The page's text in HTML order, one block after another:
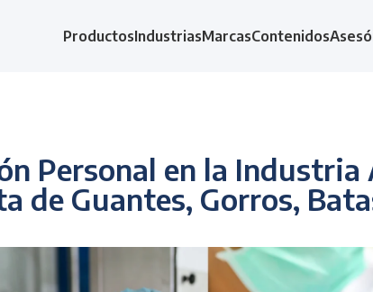
ProductosIndustriasMarcasContenidos
Personal en la
de Guantes, Gorros,